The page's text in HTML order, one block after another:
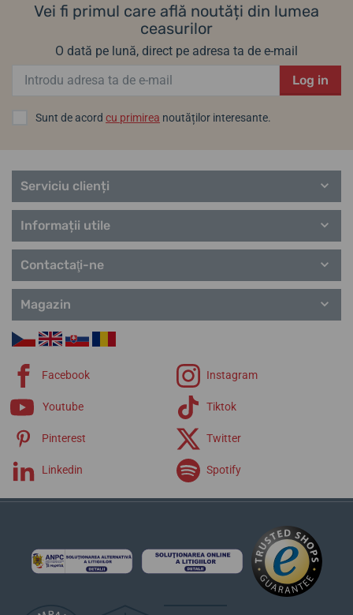
Vei fi primul care află noutăți din lumea
ceasurilor
O dată pe lună, direct pe adresa ta de e-mail
Log in
Sunt de acord cu primirea noutăților interesante.
Serviciu clienți
Informații utile
Contactaţi-ne
Magazin
Facebook Instagram
Youtube Tiktok
Pinterest Twitter
Linkedin Spotify